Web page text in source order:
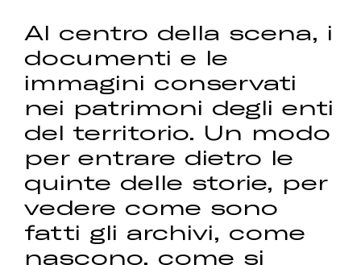
Al centro della scena, i
documenti e le
immagini conservati
nei patrimoni degli enti
del territorio. Un modo
per entrare dietro le
quinte delle storie, per
vedere come sono
fatti gli archivi, come
nascono, come si